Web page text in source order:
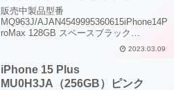
販売中製品型番
MQ963J/AJAN4549995360615iPhone14P
roMax 128GB スペースブラック
iPhone14ProMax SIMフリー 128GBスペ
ースブラック仕様AppleCare+ for
iPhone14...
2023.03.09
iPhone 15 Plus
MU0H3JA（256GB）ピンク